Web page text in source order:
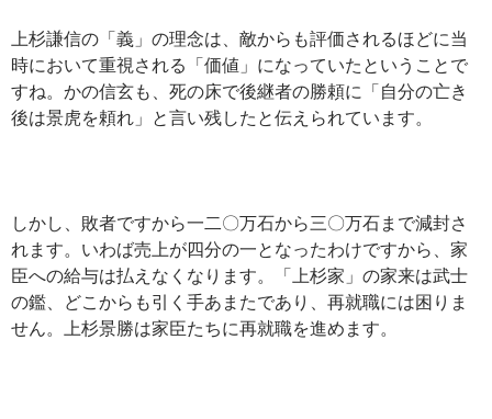
上杉謙信の「義」の理念は、敵からも評価されるほどに当
時において重視される「価値」になっていたということで
すね。かの信玄も、死の床で後継者の勝頼に「自分の亡き
後は景虎を頼れ」と言い残したと伝えられています。
しかし、敗者ですから一二〇万石から三〇万石まで減封さ
れます。いわば売上が四分の一となったわけですから、家
臣への給与は払えなくなります。「上杉家」の家来は武士
の鑑、どこからも引く手あまたであり、再就職には困りま
せん。上杉景勝は家臣たちに再就職を進めます。